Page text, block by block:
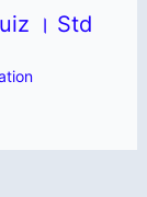
। Std